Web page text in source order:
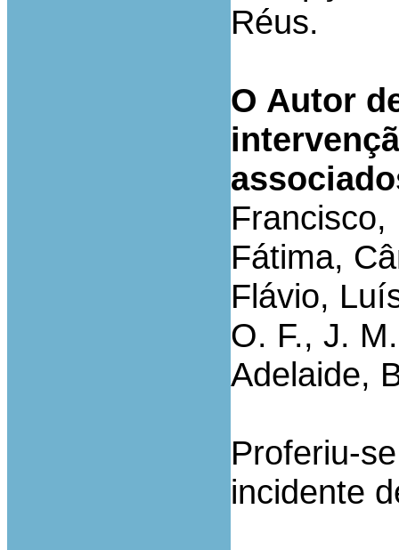
Réus.
O Autor
Francisco,
Fátima,
Flávio,
O. F., J.
Adelaide,
Proferiu-
incidente